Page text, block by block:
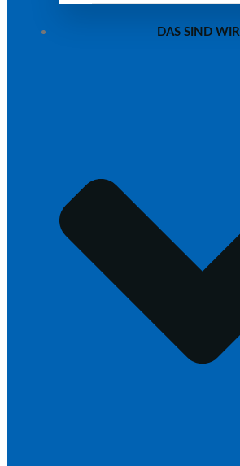
DAS SIND WIR